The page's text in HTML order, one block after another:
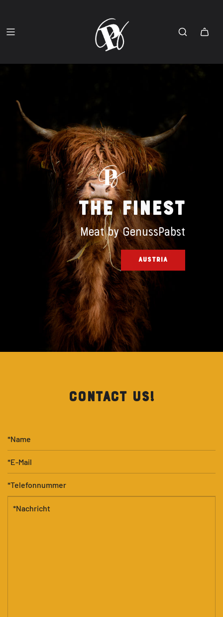
THE FINEST
Meat by GenussPabst
AUSTRIA
CONTACT US!